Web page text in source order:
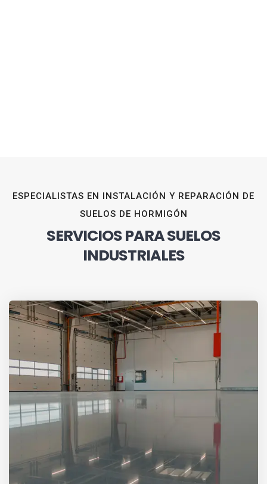
ESPECIALISTAS EN INSTALACIÓN Y REPARACIÓN DE
SUELOS DE HORMIGÓN
SERVICIOS PARA SUELOS
INDUSTRIALES